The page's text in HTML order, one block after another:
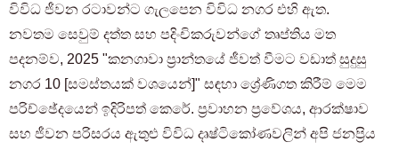
විවිධ ජීවන රටාවන්ට ගැලපෙන විවිධ නගර එහි ඇත.
නවතම සෙවුම් දත්ත සහ පදිංචිකරුවන්ගේ තෘප්තිය මත
පදනම්ව, 2025 "කනගාවා ප්‍රාන්තයේ ජීවත් වීමට වඩාත් සුදුසු
නගර 10 [සමස්තයක් වශයෙන්]" සඳහා ශ්‍රේණිගත කිරීම් මෙම
පරිච්ඡේදයෙන් ඉදිරිපත් කෙරේ. ප්‍රවාහන ප්‍රවේශය, ආරක්ෂාව
සහ ජීවන පරිසරය ඇතුළු විවිධ දෘෂ්ටිකෝණවලින් අපි ජනප්‍රිය